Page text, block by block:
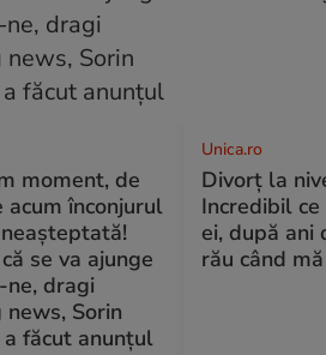
moment, de
înconjurul
se va ajunge
ne, dragi
Sorin
făcut anunțul
Unica.ro
Divorț la
Incredibil
ei, după ani
rău când